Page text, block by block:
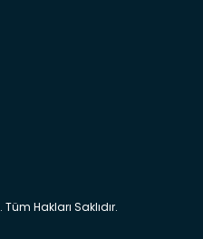
Hakları Saklıdır.